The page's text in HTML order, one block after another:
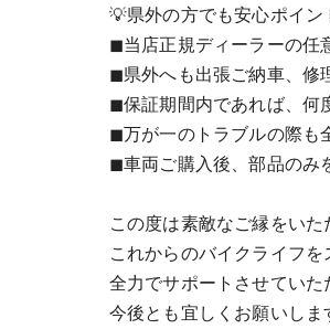
💡県外の方でも安心ポイン
◼当店正規ディーラーの任
◼県外へも出張ご納車、修
◼保証期間内であれば、何
◼万が一のトラブルの際も
◼車両ご購入後、部品のみ
この度は素敵なご縁をいた
これからのバイクライフを
全力でサポートさせてい
今後とも宜しくお願いしま